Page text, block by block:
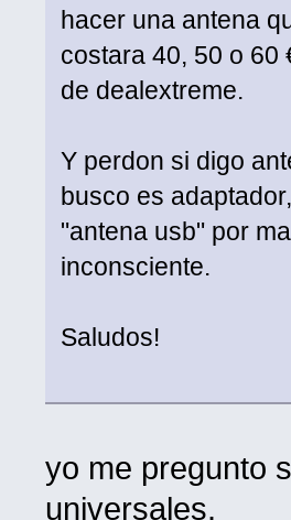
hacer una antena
costara 40, 50 o 60
de dealextreme.
Y perdon si digo
busco es
"antena usb" por
inconsciente.
Saludos!
yo me pregunto
universales.